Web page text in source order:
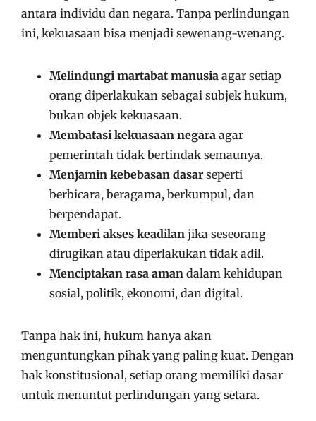
antara individu dan negara. Tanpa perlindungan
ini, kekuasaan bisa menjadi sewenang-wenang.
Melindungi martabat manusia agar setiap
orang diperlakukan sebagai subjek hukum,
bukan objek kekuasaan.
Membatasi kekuasaan negara agar
pemerintah tidak bertindak semaunya.
Menjamin kebebasan dasar seperti
berbicara, beragama, berkumpul, dan
berpendapat.
Memberi akses keadilan jika seseorang
dirugikan atau diperlakukan tidak adil.
Menciptakan rasa aman dalam kehidupan
sosial, politik, ekonomi, dan digital.
Tanpa hak ini, hukum hanya akan
menguntungkan pihak yang paling kuat. Dengan
hak konstitusional, setiap orang memiliki dasar
untuk menuntut perlindungan yang setara.